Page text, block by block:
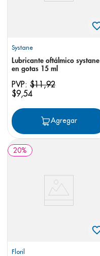
Systane
Lubricante oftálmico systane
en gotas 15 ml
PVP: $11,92
$9,54
Agregar
20%
Floril